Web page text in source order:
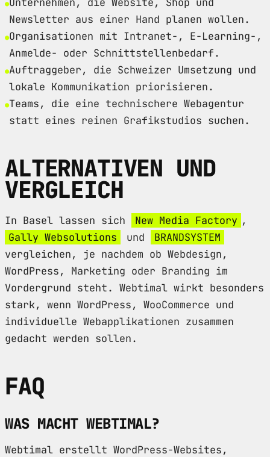
Newsletter aus einer Hand planen wollen.
Organisationen mit Intranet-, E-Learning-,
Anmelde- oder Schnittstellenbedarf.
Auftraggeber, die Schweizer Umsetzung und
lokale Kommunikation priorisieren.
Teams, die eine technischere Webagentur
statt eines reinen Grafikstudios suchen.
ALTERNATIVEN UND
VERGLEICH
In Basel lassen sich New Media Factory ,
Gally Websolutions
und
BRANDSYSTEM
vergleichen, je nachdem ob Webdesign,
WordPress, Marketing oder Branding im
Vordergrund steht. Webtimal wirkt besonders
stark, wenn WordPress, WooCommerce und
individuelle Webapplikationen zusammen
gedacht werden sollen.
FAQ
WAS MACHT WEBTIMAL?
Webtimal erstellt WordPress-Websites,